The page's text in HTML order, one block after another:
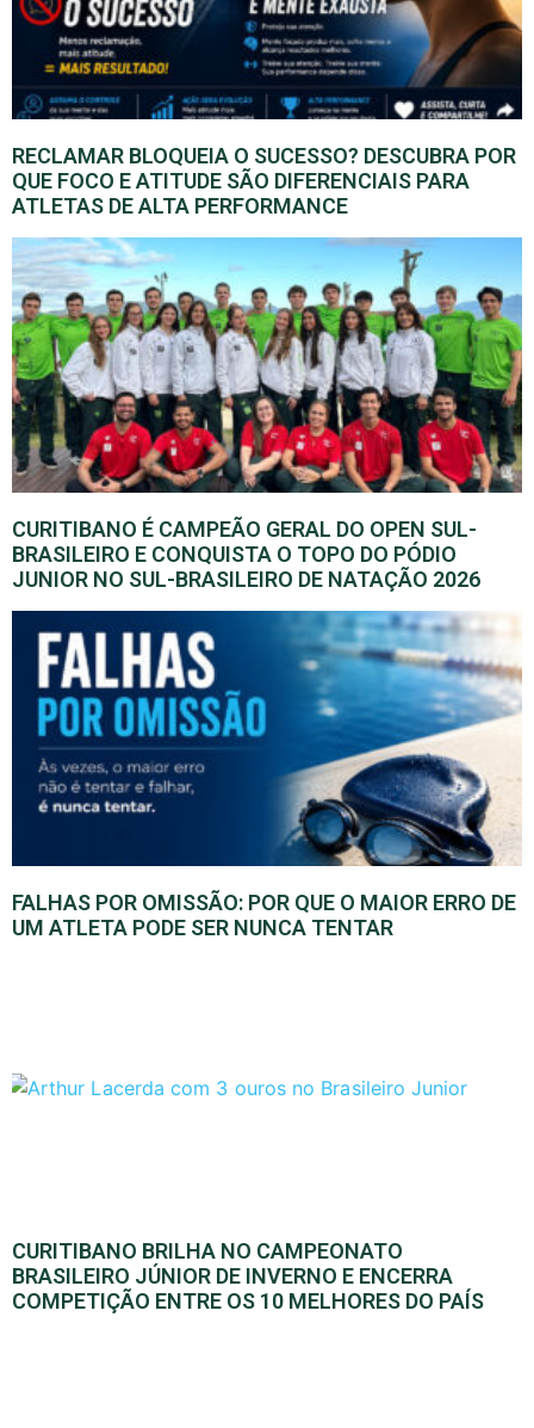
RECLAMAR BLOQUEIA O SUCESSO? DESCUBRA POR
QUE FOCO E ATITUDE SÃO DIFERENCIAIS PARA
ATLETAS DE ALTA PERFORMANCE
CURITIBANO É CAMPEÃO GERAL DO OPEN SUL-
BRASILEIRO E CONQUISTA O TOPO DO PÓDIO
JUNIOR NO SUL-BRASILEIRO DE NATAÇÃO 2026
FALHAS POR OMISSÃO: POR QUE O MAIOR ERRO DE
UM ATLETA PODE SER NUNCA TENTAR
CURITIBANO BRILHA NO CAMPEONATO
BRASILEIRO JÚNIOR DE INVERNO E ENCERRA
COMPETIÇÃO ENTRE OS 10 MELHORES DO PAÍS